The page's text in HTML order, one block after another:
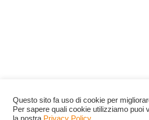
Questo sito fa uso di cookie per
Per sapere quali cookie utilizziamo puoi